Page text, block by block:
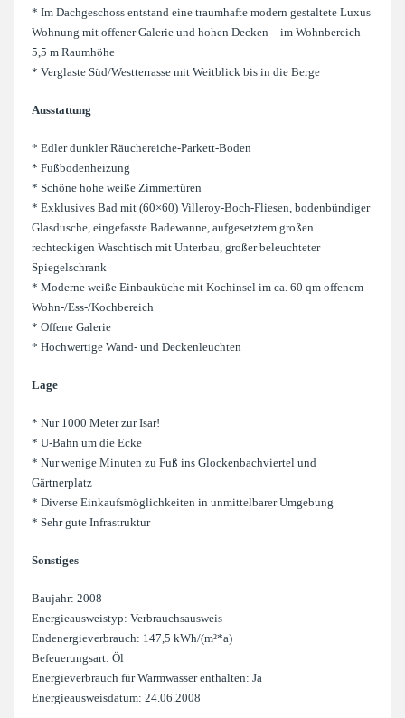
* Im Dachgeschoss entstand eine traumhafte modern gestaltete Luxus
Wohnung mit offener Galerie und hohen Decken – im Wohnbereich
5,5 m Raumhöhe
* Verglaste Süd/Westterrasse mit Weitblick bis in die Berge
Ausstattung
* Edler dunkler Räuchereiche-Parkett-Boden
* Fußbodenheizung
* Schöne hohe weiße Zimmertüren
* Exklusives Bad mit (60×60) Villeroy-Boch-Fliesen, bodenbündiger
Glasdusche, eingefasste Badewanne, aufgesetztem großen
rechteckigen Waschtisch mit Unterbau, großer beleuchteter
Spiegelschrank
* Moderne weiße Einbauküche mit Kochinsel im ca. 60 qm offenem
Wohn-/Ess-/Kochbereich
* Offene Galerie
* Hochwertige Wand- und Deckenleuchten
Lage
* Nur 1000 Meter zur Isar!
* U-Bahn um die Ecke
* Nur wenige Minuten zu Fuß ins Glockenbachviertel und
Gärtnerplatz
* Diverse Einkaufsmöglichkeiten in unmittelbarer Umgebung
* Sehr gute Infrastruktur
Sonstiges
Baujahr: 2008
Energieausweistyp: Verbrauchsausweis
Endenergieverbrauch: 147,5 kWh/(m²*a)
Befeuerungsart: Öl
Energieverbrauch für Warmwasser enthalten: Ja
Energieausweisdatum: 24.06.2008